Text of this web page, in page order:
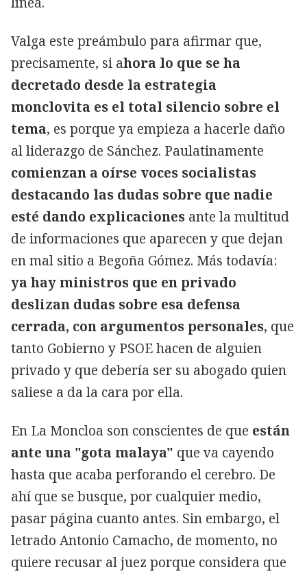
Valga este preámbulo para afirmar que,
precisamente, si ahora lo que se ha
decretado desde la estrategia
monclovita es el total silencio sobre el
tema, es porque ya empieza a hacerle daño
al liderazgo de Sánchez. Paulatinamente
comienzan a oírse voces socialistas
destacando las dudas sobre que nadie
esté dando explicaciones ante la multitud
de informaciones que aparecen y que dejan
en mal sitio a Begoña Gómez. Más todavía:
ya hay ministros que en privado
deslizan dudas sobre esa defensa
cerrada, con argumentos personales, que
tanto Gobierno y PSOE hacen de alguien
privado y que debería ser su abogado quien
saliese a da la cara por ella.
En La Moncloa son conscientes de que están
ante una "gota malaya" que va cayendo
hasta que acaba perforando el cerebro. De
ahí que se busque, por cualquier medio,
pasar página cuanto antes. Sin embargo, el
letrado Antonio Camacho, de momento, no
quiere recusar al juez porque considera que